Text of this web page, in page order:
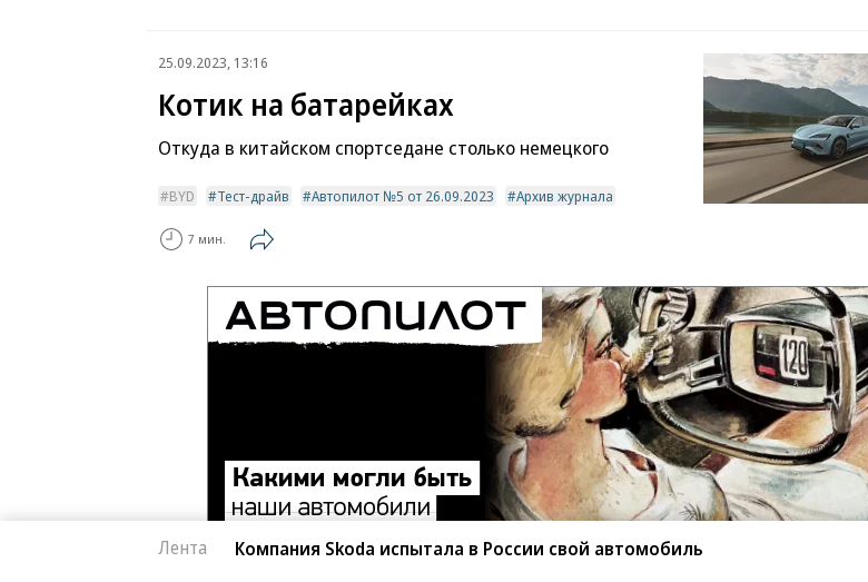
25.09.2023, 13:16
Котик на батарейках
Откуда в китайском спортседане столько немецкого
BYD Тест-драйв Автопилот №5 от 26.09.2023 Архив журнала
7 мин.
Лента Компания Skoda испытала в России свой автомобиль